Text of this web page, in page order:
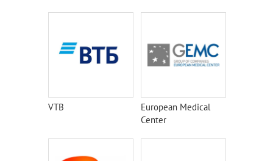
VTB
European Medical
Center